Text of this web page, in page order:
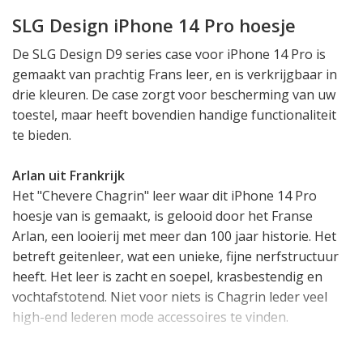
SLG Design iPhone 14 Pro hoesje
De SLG Design D9 series case voor iPhone 14 Pro is
gemaakt van prachtig Frans leer, en is verkrijgbaar in
drie kleuren. De case zorgt voor bescherming van uw
toestel, maar heeft bovendien handige functionaliteit
te bieden.
Arlan uit Frankrijk
Het "Chevere Chagrin" leer waar dit iPhone 14 Pro
hoesje van is gemaakt, is gelooid door het Franse
Arlan, een looierij met meer dan 100 jaar historie. Het
betreft geitenleer, wat een unieke, fijne nerfstructuur
heeft. Het leer is zacht en soepel, krasbestendig en
vochtafstotend. Niet voor niets is Chagrin leder veel
high-end lederen mode accessoires te vinden.